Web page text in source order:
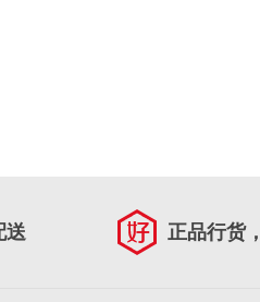
送 正品行货